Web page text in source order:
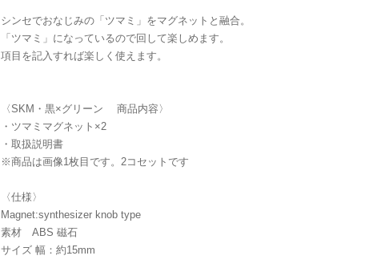
シンセでおなじみの「ツマミ」をマグネットと融合。
「ツマミ」になっているので回して楽しめます。
項目を記入すれば楽しく使えます。
〈SKM・黒×グリーン 商品内容〉
・ツマミマグネット×2
・取扱説明書
※商品は画像1枚目です。2コセットです
〈仕様〉
Magnet:synthesizer knob type
素材 ABS 磁石
サイズ 幅：約15mm